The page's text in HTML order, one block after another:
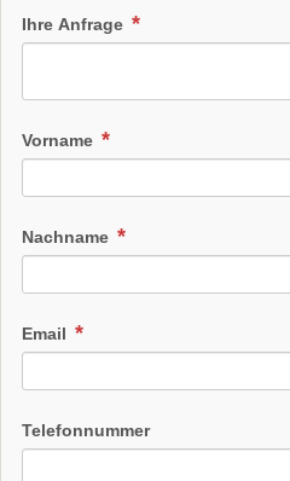
Ihre Anfrage
Vorname
Nachname
Email
Telefonnummer